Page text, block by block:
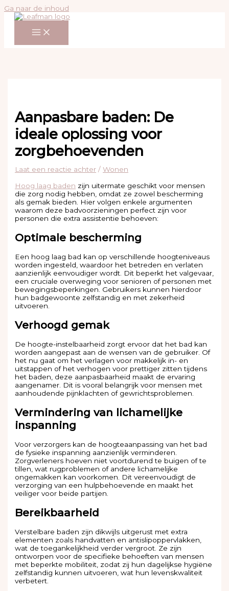
Ga naar de inhoud
Aanpasbare baden: De
ideale oplossing voor
zorgbehoevenden
Laat een reactie achter /Wonen
Hoog laag baden zijn uitermate geschikt voor mensen
die zorg nodig hebben, omdat ze zowel bescherming
als gemak bieden. Hier volgen enkele argumenten
waarom deze badvoorzieningen perfect zijn voor
personen die extra assistentie behoeven:
Optimale bescherming
Een hoog laag bad kan op verschillende hoogteniveaus
worden ingesteld, waardoor het betreden en verlaten
aanzienlijk eenvoudiger wordt. Dit beperkt het valgevaar,
een cruciale overweging voor senioren of personen met
bewegingsbeperkingen. Gebruikers kunnen hierdoor
hun badgewoonte zelfstandig en met zekerheid
uitvoeren.
Verhoogd gemak
De hoogte-instelbaarheid zorgt ervoor dat het bad kan
worden aangepast aan de wensen van de gebruiker. Of
het nu gaat om het verlagen voor makkelijk in- en
uitstappen of het verhogen voor prettiger zitten tijdens
het baden, deze aanpasbaarheid maakt de ervaring
aangenamer. Dit is vooral belangrijk voor mensen met
aanhoudende pijnklachten of gewrichtsproblemen.
Vermindering van lichamelijke
inspanning
Voor verzorgers kan de hoogteaanpassing van het bad
de fysieke inspanning aanzienlijk verminderen.
Zorgverleners hoeven niet voortdurend te buigen of te
tillen, wat rugproblemen of andere lichamelijke
ongemakken kan voorkomen. Dit vereenvoudigt de
verzorging van een hulpbehoevende en maakt het
veiliger voor beide partijen.
Bereikbaarheid
Verstelbare baden zijn dikwijls uitgerust met extra
elementen zoals handvatten en antislipoppervlakken,
wat de toegankelijkheid verder vergroot. Ze zijn
ontworpen voor de specifieke behoeften van mensen
met beperkte mobiliteit, zodat zij hun dagelijkse hygiëne
zelfstandig kunnen uitvoeren, wat hun levenskwaliteit
verbetert.